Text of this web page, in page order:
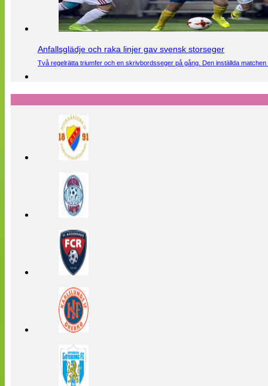
Anfallsglädje och raka linjer gav svensk storseger
Två regelrätta triumfer och en skrivbordsseger på gång. Den inställda